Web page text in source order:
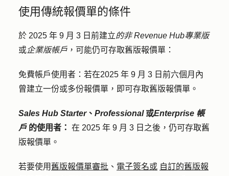
使用傳統報價單的條件
於 2025 年 9 月 3 日前建立的非 Revenue Hub專業版
或企業版帳戶 ，可能仍可存取舊版報價單：
免費帳戶使用者： 若在2025 年 9 月 3 日前六個月內
曾建立一份或多份報價單，即可存取舊版報價單。
Sales Hub Starter、 Professional或Enterprise 帳
戶 的使用者： 在 2025 年 9 月 3 日之後，仍可存取舊
版報價單。
若要使用 舊版報價單審批 、 電子簽名或 自訂的舊版報